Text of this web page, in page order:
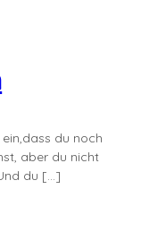
du noch
aber du nicht
du […]